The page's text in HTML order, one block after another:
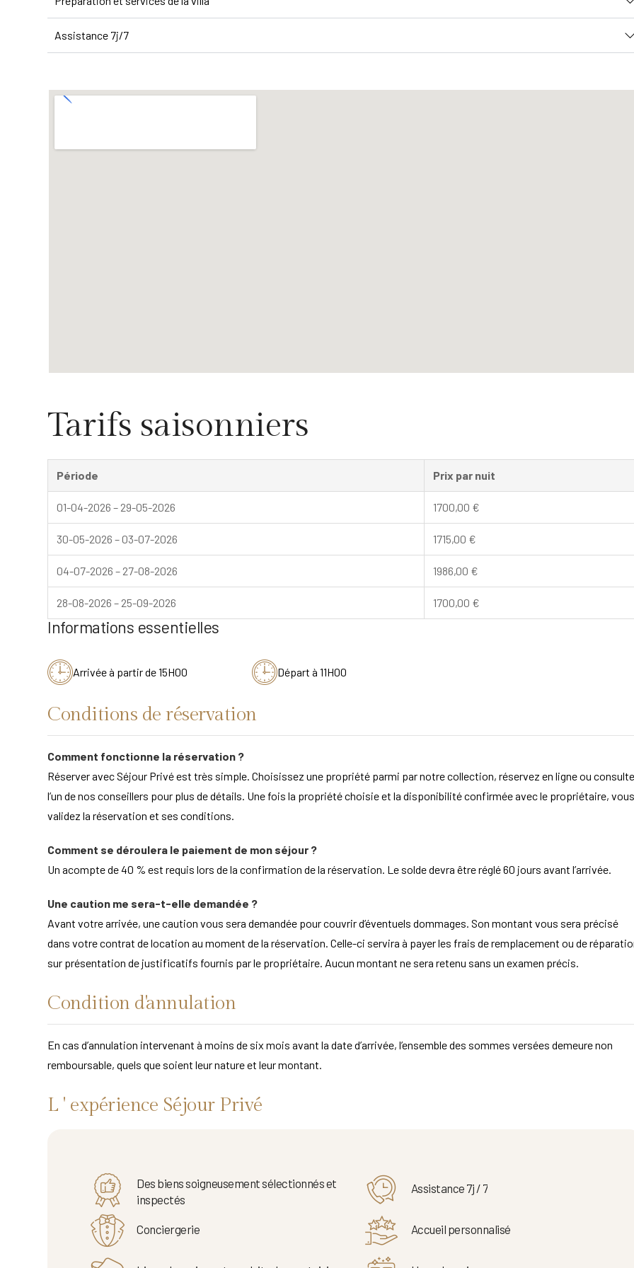
Assistance 7j/7
Tarifs saisonniers
Période Prix par nuit
01-04-2026 – 29-05-2026 1700,00 €
30-05-2026 – 03-07-2026 1715,00 €
04-07-2026 – 27-08-2026 1986,00 €
28-08-2026 – 25-09-2026 1700,00 €
Informations essentielles
Arrivée à partir de 15H00 Départ à 11H00
Conditions de réservation
Comment fonctionne la réservation ?
Réserver avec Séjour Privé est très simple. Choisissez une propriété parmi par notre collection, réservez en ligne ou
l’un de nos conseillers pour plus de détails. Une fois la propriété choisie et la disponibilité confirmée avec le propriétaire, vous
validez la réservation et ses conditions.
Comment se déroulera le paiement de mon séjour ?
Un acompte de 40 % est requis lors de la confirmation de la réservation. Le solde devra être réglé 60 jours avant l’arrivée.
Une caution me sera-t-elle demandée ?
Avant votre arrivée, une caution vous sera demandée pour couvrir d’éventuels dommages. Son montant vous sera précisé
dans votre contrat de location au moment de la réservation. Celle-ci servira à payer les frais de remplacement ou de
sur présentation de justificatifs fournis par le propriétaire. Aucun montant ne sera retenu sans un examen précis.
Condition d'annulation
En cas d’annulation intervenant à moins de six mois avant la date d’arrivée, l’ensemble des sommes versées demeure non
remboursable, quels que soient leur nature et leur montant.
L ' expérience Séjour Privé
Des biens soigneusement sélectionnés et
inspectés
Assistance 7j / 7
Conciergerie Accueil personnalisé